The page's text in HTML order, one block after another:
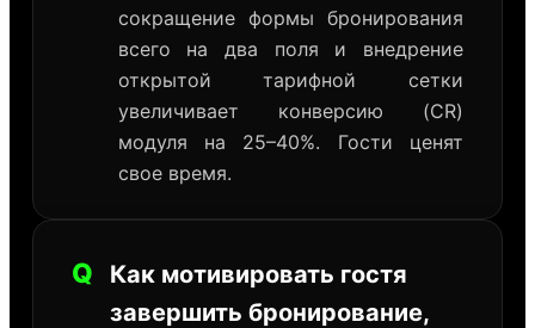
сокращение формы бронирования
всего на два поля и внедрение
открытой тарифной сетки
увеличивает конверсию (CR)
модуля на 25–40%. Гости ценят
свое время.
Q
Как мотивировать гостя
завершить бронирование,